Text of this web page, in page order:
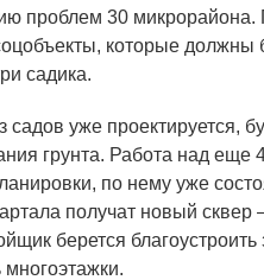
проблем 30 микрорайона.
которые
садика.
садов уже проектируется,
грунта. Работа над еще
по нему уже
получат новый
берется
многоэтажки.